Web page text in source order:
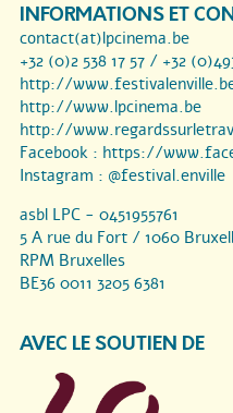
INFORMATIONS ET
contact(at)lpcinema.be
+32 (0)2 538 17 57 / +32
http://
http://www.lpcinema.be
http://
Facebook : https://
Instagram : @festival.enville
asbl LPC - 0451955761
5 A rue du Fort / 1060
RPM Bruxelles
BE36 0011 3205 6381
AVEC LE SOUTIEN DE